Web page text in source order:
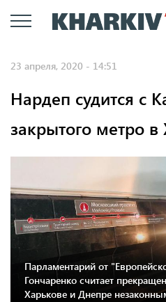
к
23 апреля, 2020 - 14:51
Нардеп судится с
закрытого метро в
Парламентарий от
Гончаренко считает
Харькове и Днепре